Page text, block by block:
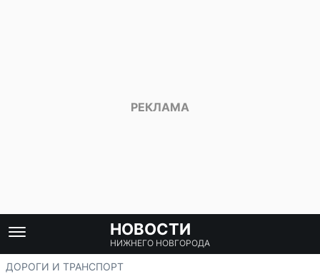
НОВОСТИ
НИЖНЕГО НОВГОРОДА
ДОРОГИ И ТРАНСПОРТ